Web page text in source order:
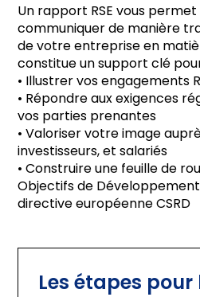
Un rapport RSE vous
communiquer de manière
de votre entreprise en
constitue un support clé
• Illustrer vos engagements
• Répondre aux exigences
vos parties prenantes
• Valoriser votre image
investisseurs, et salariés
• Construire une feuille de
Objectifs de
directive européenne CSRD
Les étapes pour